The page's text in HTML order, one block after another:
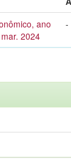
ano
2024
-